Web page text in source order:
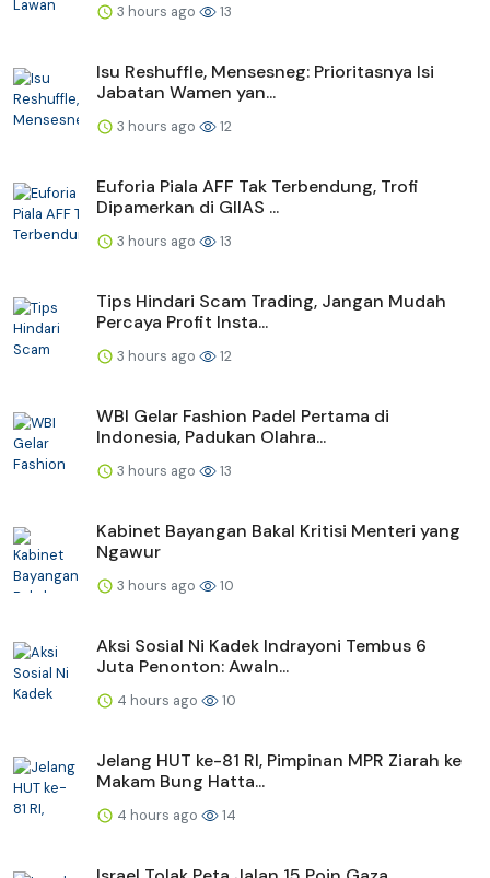
3 hours ago 13
Isu Reshuffle, Mensesneg: Prioritasnya Isi
Jabatan Wamen yan...
3 hours ago 12
Euforia Piala AFF Tak Terbendung, Trofi
Dipamerkan di GIIAS ...
3 hours ago 13
Tips Hindari Scam Trading, Jangan Mudah
Percaya Profit Insta...
3 hours ago 12
WBI Gelar Fashion Padel Pertama di
Indonesia, Padukan Olahra...
3 hours ago 13
Kabinet Bayangan Bakal Kritisi Menteri yang
Ngawur
3 hours ago 10
Aksi Sosial Ni Kadek Indrayoni Tembus 6
Juta Penonton: Awaln...
4 hours ago 10
Jelang HUT ke-81 RI, Pimpinan MPR Ziarah ke
Makam Bung Hatta...
4 hours ago 14